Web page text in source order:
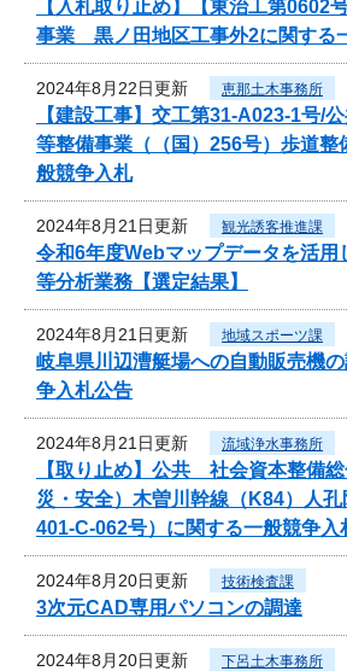
【入札取り止め】【東治工第0602
事業 黒ノ田地区工事外2に関する
2024年8月22日更新 恵那土木事務所
【建設工事】交工第31-A023-1号/
等整備事業（（国）256号）歩道整
般競争入札
2024年8月21日更新 観光誘客推進課
令和6年度Webマップデータを活用
等分析業務【選定結果】
2024年8月21日更新 地域スポーツ課
岐阜県川辺漕艇場への自動販売機
争入札公告
2024年8月21日更新 流域浄水事務所
【取り止め】公共 社会資本整備
災・安全）木曽川幹線（K84）人
401-C-062号）に関する一般競争入
2024年8月20日更新 技術検査課
3次元CAD専用パソコンの調達
2024年8月20日更新 下呂土木事務所